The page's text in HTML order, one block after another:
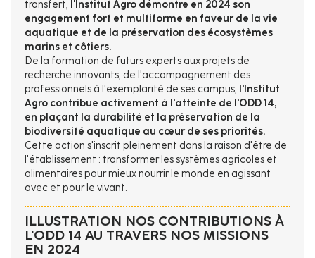
transfert, l'Institut Agro démontre en 2024 son
engagement fort et multiforme en faveur de la vie
aquatique et de la préservation des écosystèmes
marins et côtiers.
De la formation de futurs experts aux projets de
recherche innovants, de l'accompagnement des
professionnels à l'exemplarité de ses campus, l'Institut
Agro contribue activement à l'atteinte de l'ODD 14,
en plaçant la durabilité et la préservation de la
biodiversité aquatique au cœur de ses priorités.
Cette action s'inscrit pleinement dans la raison d'être de
l'établissement : transformer les systèmes agricoles et
alimentaires pour mieux nourrir le monde en agissant
avec et pour le vivant.
ILLUSTRATION NOS CONTRIBUTIONS À
L'ODD 14 AU TRAVERS NOS MISSIONS
EN 2024